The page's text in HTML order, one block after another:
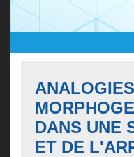
DANS UNE
ET DE